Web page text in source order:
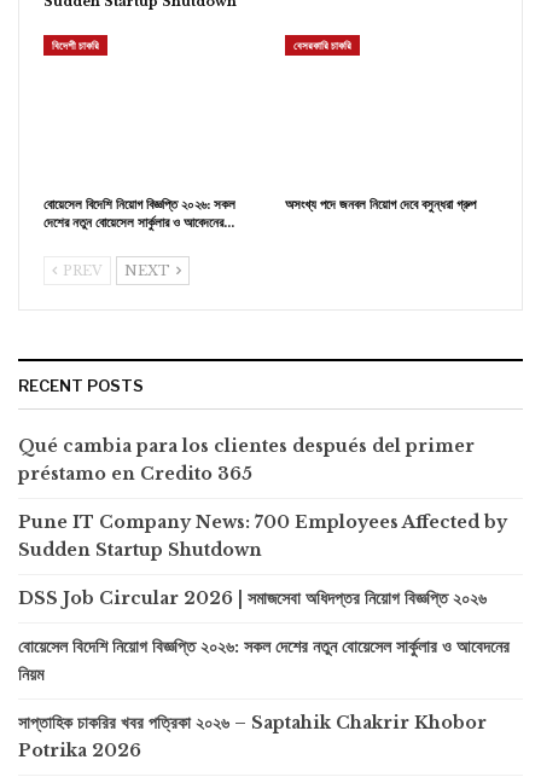
বিদেশী চাকরি
বোয়েসেল বিদেশি নিয়োগ বিজ্ঞপ্তি ২০২৬: সকল
দেশের নতুন বোয়েসেল সার্কুলার ও আবেদনের…
বেসরকারি চাকরি
অসংখ্য পদে জনবল নিয়োগ দেবে বসুন্ধরা গ্রুপ
PREV NEXT
RECENT POSTS
Qué cambia para los clientes después del primer
préstamo en Credito 365
Pune IT Company News: 700 Employees Affected by
Sudden Startup Shutdown
DSS Job Circular 2026 | সমাজসেবা অধিদপ্তর নিয়োগ বিজ্ঞপ্তি ২০২৬
বোয়েসেল বিদেশি নিয়োগ বিজ্ঞপ্তি ২০২৬: সকল দেশের নতুন বোয়েসেল সার্কুলার ও আবেদনের
নিয়ম
সাপ্তাহিক চাকরির খবর পত্রিকা ২০২৬ – Saptahik Chakrir Khobor
Potrika 2026